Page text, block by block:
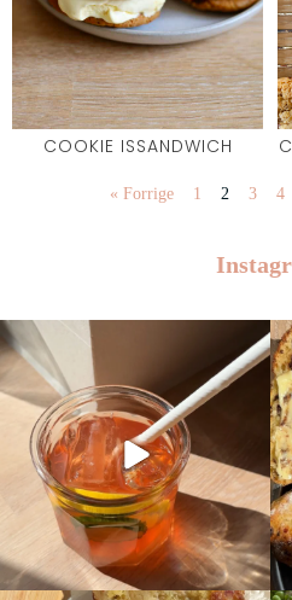
COOKIE ISSANDWICH
« Forrige 1 2 3 4